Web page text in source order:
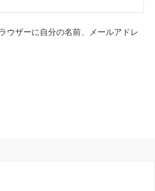
ウザーに自分の名前、メールアドレ